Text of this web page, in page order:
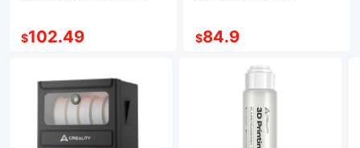
$102.49 $84.9